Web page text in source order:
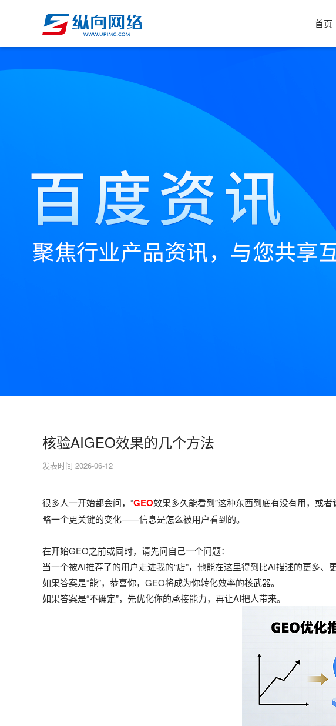
首页
核验AIGEO效果的几个方法
发表时间 2026-06-12
很多人一开始都会问，“GEO效果多久能看到”这种东西到底有没有用，或
略一个更关键的变化——信息是怎么被用户看到的。
在开始GEO之前或同时，请先问自己一个问题：
当一个被AI推荐了的用户走进我的“店”，他能在这里得到比AI描述的更多、
如果答案是“能”，恭喜你，GEO将成为你转化效率的核武器。
如果答案是“不确定”，先优化你的承接能力，再让AI把人带来。